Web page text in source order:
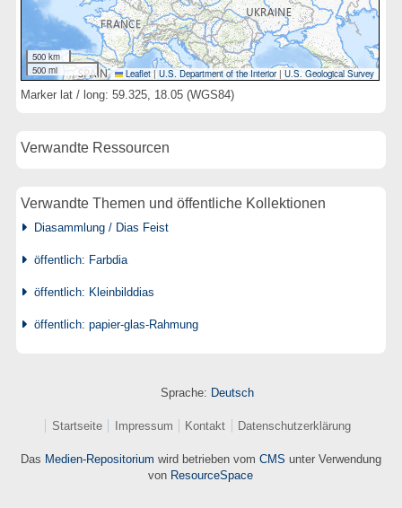
500 km
500 mi
Leaflet | U.S. Department of the Interior|U.S. Geological Survey
Marker lat / long: 59.325, 18.05 (WGS84)
Verwandte Ressourcen
Verwandte Themen und öffentliche Kollektionen
Diasammlung / Dias Feist
öffentlich: Farbdia
öffentlich: Kleinbilddias
öffentlich: papier-glas-Rahmung
Sprache: Deutsch
Startseite Impressum Kontakt Datenschutzerklärung
Das Medien-Repositorium wird betrieben vom CMS unter Verwendung
von ResourceSpace